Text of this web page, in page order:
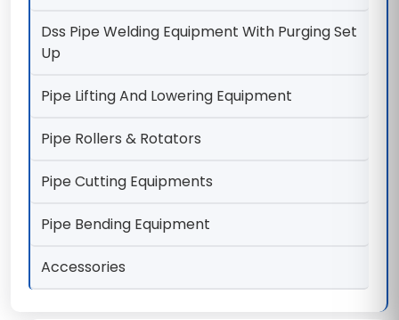
Dss Pipe Welding Equipment With Purging Set
Up
Pipe Lifting And Lowering Equipment
Pipe Rollers & Rotators
Pipe Cutting Equipments
Pipe Bending Equipment
Accessories